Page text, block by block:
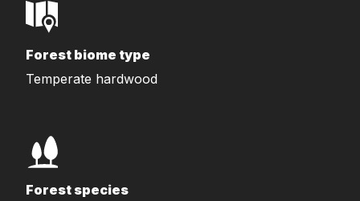
Forest biome type
Temperate hardwood
Forest species